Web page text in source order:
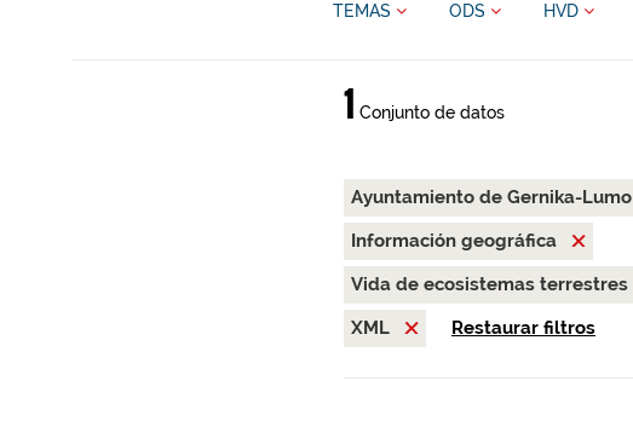
TEMAS ODS HVD
1 Conjunto de datos
Ayuntamiento de Gernika-Lumo
Información geográfica
Vida de ecosistemas terrestres
XML
Restaurar filtros